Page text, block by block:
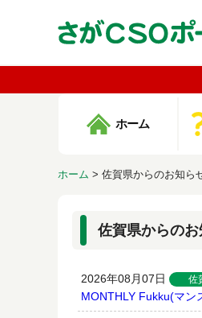
ホーム
ホーム > 佐賀県からのお知ら
佐賀県からの
2026年08月07日 佐
MONTHLY Fukku(マン